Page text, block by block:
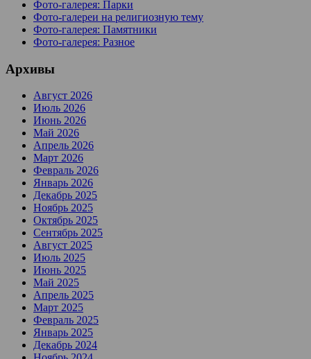
Фото-галерея: Парки
Фото-галереи на религиозную тему
Фото-галерея: Памятники
Фото-галерея: Разное
Архивы
Август 2026
Июль 2026
Июнь 2026
Май 2026
Апрель 2026
Март 2026
Февраль 2026
Январь 2026
Декабрь 2025
Ноябрь 2025
Октябрь 2025
Сентябрь 2025
Август 2025
Июль 2025
Июнь 2025
Май 2025
Апрель 2025
Март 2025
Февраль 2025
Январь 2025
Декабрь 2024